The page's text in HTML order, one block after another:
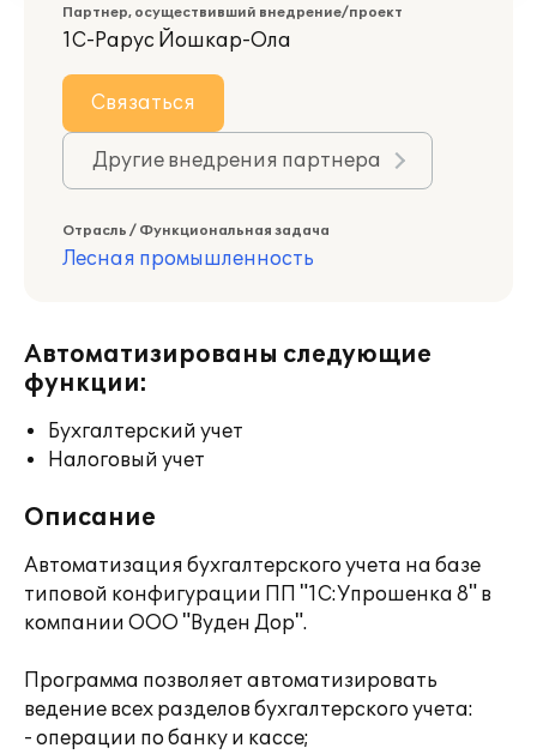
Партнер, осуществивший внедрение/проект
1С-Рарус Йошкар-Ола
Связаться
Другие внедрения партнера
Отрасль / Функциональная задача
Лесная промышленность
Автоматизированы следующие
функции:
Бухгалтерский учет
Налоговый учет
Описание
Автоматизация бухгалтерского учета на базе
типовой конфигурации ПП "1C:Упрошенка 8" в
компании ООО "Вуден Дор".
Программа позволяет автоматизировать
ведение всех разделов бухгалтерского учета:
- операции по банку и кассе;